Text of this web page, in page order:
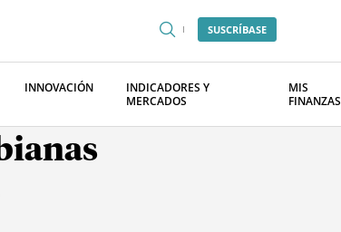
SUSCRÍBASE
INNOVACIÓN
INDICADORES Y
MERCADOS
MIS
FINANZAS